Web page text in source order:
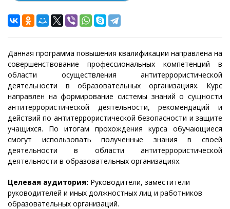
Данная программа повышения квалификации направлена на
совершенствование профессиональных компетенций в
области осуществления антитеррористической
деятельности в образовательных организациях. Курс
направлен на формирование системы знаний о сущности
антитеррористической деятельности, рекомендаций и
действий по антитеррористической безопасности и защите
учащихся. По итогам прохождения курса обучающиеся
смогут использовать полученные знания в своей
деятельности в области антитеррористической
деятельности в образовательных организациях.
Целевая аудитория: Руководители, заместители
руководителей и иных должностных лиц и работников
образовательных организаций.